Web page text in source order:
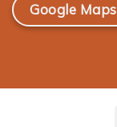
Google Maps